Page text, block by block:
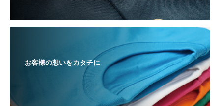
お客様の想いをカタチに